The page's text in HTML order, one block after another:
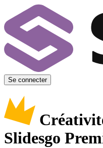
Se connecter
Slidesgo